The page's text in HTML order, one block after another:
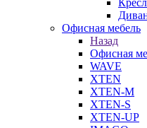
Офисная мебель
Назад
Офисная
WAVE
XTEN
XTEN-M
XTEN-S
XTEN-UP